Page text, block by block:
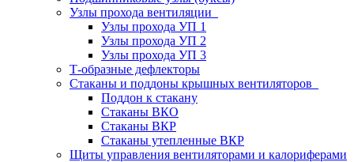
Узлы прохода вентиляции
Узлы прохода УП 1
Узлы прохода УП 2
Узлы прохода УП 3
Т-образные дефлекторы
Стаканы и поддоны крышных вентиляторов
Поддон к стакану
Стаканы ВКО
Стаканы ВКР
Стаканы утепленные ВКР
Щиты управления вентиляторами и калориферами